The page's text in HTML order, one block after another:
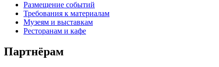
Размещение событий
Требования к материалам
Музеям и выставкам
Ресторанам и кафе
Партнёрам